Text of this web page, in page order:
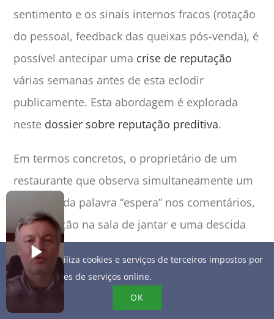
sentimento e os sinais internos fracos (rotação
do pessoal, feedback das queixas pós-venda), é
possível antecipar uma crise de reputação
várias semanas antes de esta eclodir
publicamente. Esta abordagem é explorada
neste dossier sobre reputação preditiva.
Em termos concretos, o proprietário de um
restaurante que observa simultaneamente um
aumento da palavra “espera” nos comentários,
uma rotação na sala de jantar e uma descida
daclassificaçãode 4,7 para 4,5 em dois meses
tem todos os dados necessários para reagir.
Sem um painel de controlo, estes três sinais
permanecem dispersos, invisíveis, até ao ponto
Este site utiliza cookies e serviços de terceiros impostos por
fornecedores de serviços online.
OK